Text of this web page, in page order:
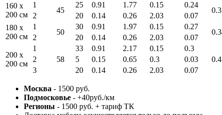
160 x
200 см
1
45
25 0.91 1.77 0.15 0.24
2 20 0.14 0.26 2.03
0.07
180 x
200 см
1
50
30 0.91 1.97 0.15 0.27
2 20 0.14 0.26 2.03 0.07
200 x
200 см
1
58
33 0.91 2.17 0.15
0.3
0.4
2 5 0.15 0.65 0.3
0.03
3
20 0.14 0.26 2.03 0.07
Москва - 1500 руб.
Подмосковье - +40руб./км
Регионы - 1500 руб. + тариф ТК